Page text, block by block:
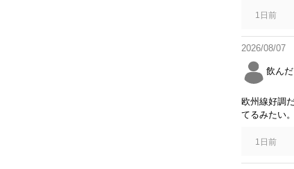
1日前
2026/08/07
飲ん
欧州線好調
てるみたい。
1日前